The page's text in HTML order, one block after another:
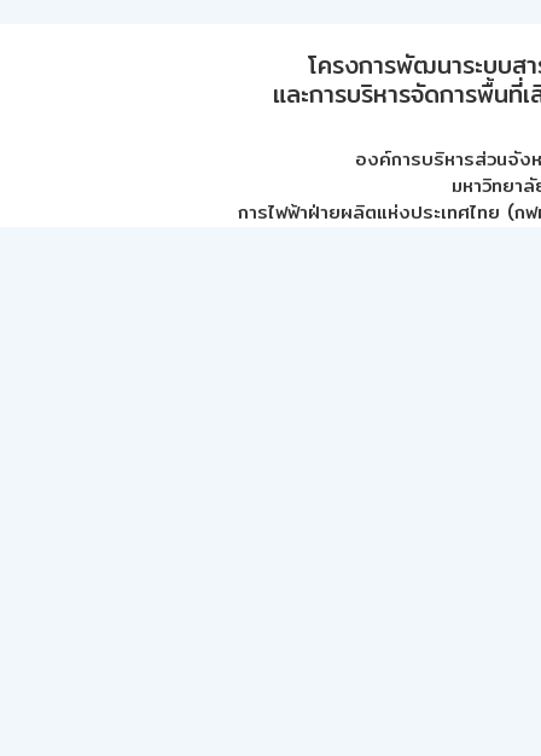
โครงการพัฒนาระบบส
และการบริหารจัดการพื้นที่
องค์การบริหารส่วนจัง
มหาวิทยา
การไฟฟ้าฝ่ายผลิตแห่งประเทศไทย (กฟ